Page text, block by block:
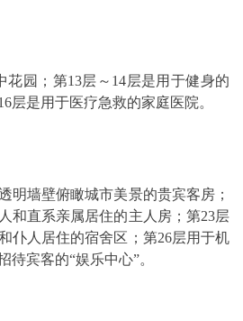
花园；第13层～14层是用于健身的
层是用于医疗急救的家庭医院。
明墙壁俯瞰城市美景的贵宾客房；
和直系亲属居住的主人房；第23层
仆人居住的宿舍区；第26层用于机
待宾客的“娱乐中心”。